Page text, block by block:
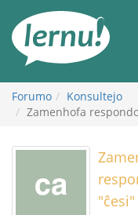
enhavo
Forumo
Konsultejo
Zamenhofa